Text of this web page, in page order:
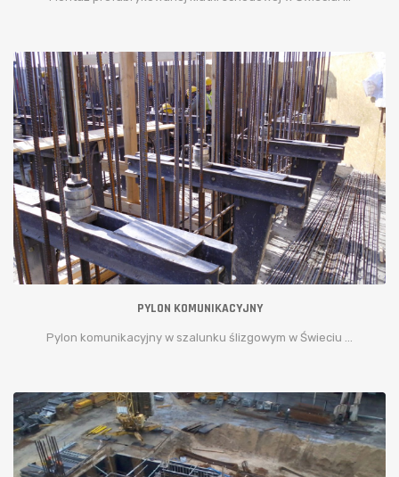
PYLON KOMUNIKACYJNY
Pylon komunikacyjny w szalunku ślizgowym w Świeciu ...